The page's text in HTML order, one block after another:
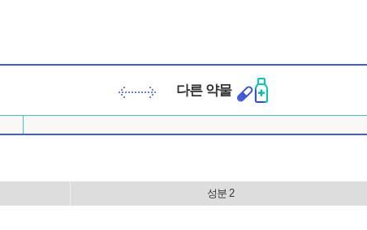
다른 약물
성분 2